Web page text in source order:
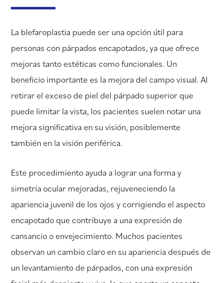
La blefaroplastia puede ser una opción útil para
personas con párpados encapotados, ya que ofrece
mejoras tanto estéticas como funcionales. Un
beneficio importante es la mejora del campo visual. Al
retirar el exceso de piel del párpado superior que
puede limitar la vista, los pacientes suelen notar una
mejora significativa en su visión, posiblemente
también en la visión periférica.
Este procedimiento ayuda a lograr una forma y
simetría ocular mejoradas, rejuveneciendo la
apariencia juvenil de los ojos y corrigiendo el aspecto
encapotado que contribuye a una expresión de
cansancio o envejecimiento. Muchos pacientes
observan un cambio claro en su apariencia después de
un levantamiento de párpados, con una expresión